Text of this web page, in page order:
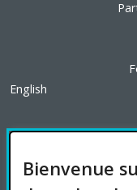
Bienvenue
English